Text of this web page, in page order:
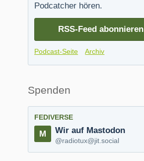
Podcatcher hören.
RSS-Feed abonnieren
Podcast-Seite Archiv
Spenden
FEDIVERSE
Wir auf Mastodon
@radiotux@jit.social